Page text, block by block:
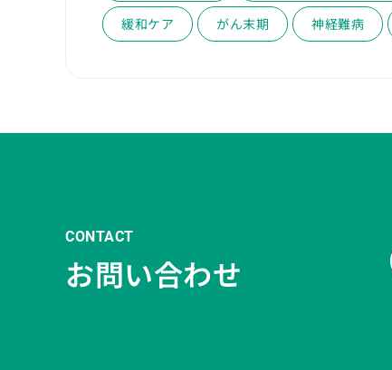
緩和ケア がん末期 神経難病
CONTACT
お問い合わせ